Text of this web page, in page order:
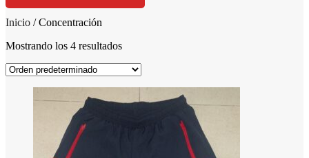
Inicio / Concentración
Mostrando los 4 resultados